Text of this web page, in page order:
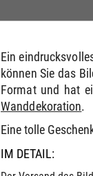
Ein
können Sie das
Format und hat
Wanddekoration.
Eine tolle
IM DETAIL: